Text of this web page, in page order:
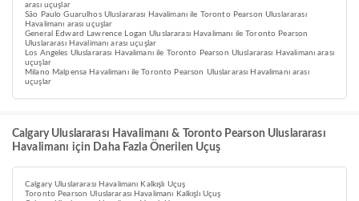
arası uçuşlar
São Paulo Guarulhos Uluslararası Havalimanı ile Toronto Pearson Uluslararası
Havalimanı arası uçuşlar
General Edward Lawrence Logan Uluslararası Havalimanı ile Toronto Pearson
Uluslararası Havalimanı arası uçuşlar
Los Angeles Uluslararası Havalimanı ile Toronto Pearson Uluslararası Havalimanı arası
uçuşlar
Milano Malpensa Havalimanı ile Toronto Pearson Uluslararası Havalimanı arası
uçuşlar
Calgary Uluslararası Havalimanı & Toronto Pearson Uluslararası
Havalimanı için Daha Fazla Önerilen Uçuş
Calgary Uluslararası Havalimanı Kalkışlı Uçuş
Toronto Pearson Uluslararası Havalimanı Kalkışlı Uçuş